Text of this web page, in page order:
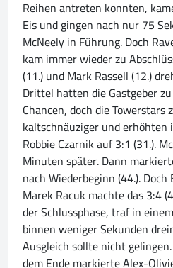
Reihen antreten konnten,
Eis und gingen nach nur 75
McNeely in Führung. Doch
kam immer wieder zu
(11.) und Mark Rassell (12.)
Drittel hatten die Gastgeber
Chancen, doch die Towerstars
kaltschnäuziger und erhöhten
Robbie Czarnik auf 3:1 (31.).
Minuten später. Dann
nach Wiederbeginn (44.).
Marek Racuk machte das 3:4
der Schlussphase, traf in
binnen weniger Sekunden
Ausgleich sollte nicht
dem Ende markierte Alex-